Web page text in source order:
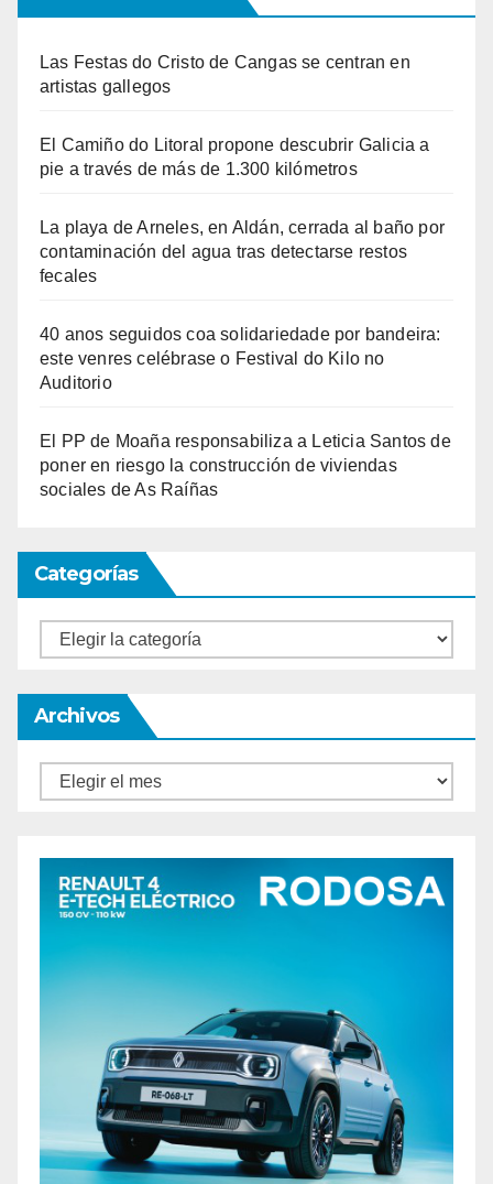
Las Festas do Cristo de Cangas se centran en
artistas gallegos
El Camiño do Litoral propone descubrir Galicia a
pie a través de más de 1.300 kilómetros
La playa de Arneles, en Aldán, cerrada al baño por
contaminación del agua tras detectarse restos
fecales
40 anos seguidos coa solidariedade por bandeira:
este venres celébrase o Festival do Kilo no
Auditorio
El PP de Moaña responsabiliza a Leticia Santos de
poner en riesgo la construcción de viviendas
sociales de As Raíñas
Categorías
Categorías
Archivos
Archivos